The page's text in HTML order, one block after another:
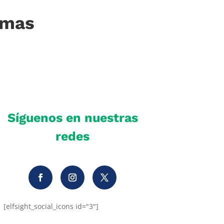
Síguenos en nuestras
redes
[elfsight_social_icons id="3"]